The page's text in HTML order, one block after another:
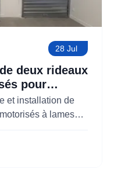
28 Jul
deux rideaux
pour
et installation de
à lames